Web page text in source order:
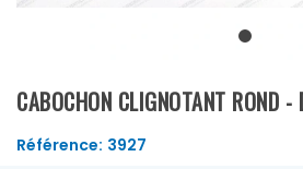
CABOCHON CLIGNOTANT ROND -
Référence: 3927